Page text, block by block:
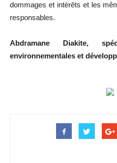
dommages et intérêts et les
responsables.
Abdramane Diakite,
environnementales et